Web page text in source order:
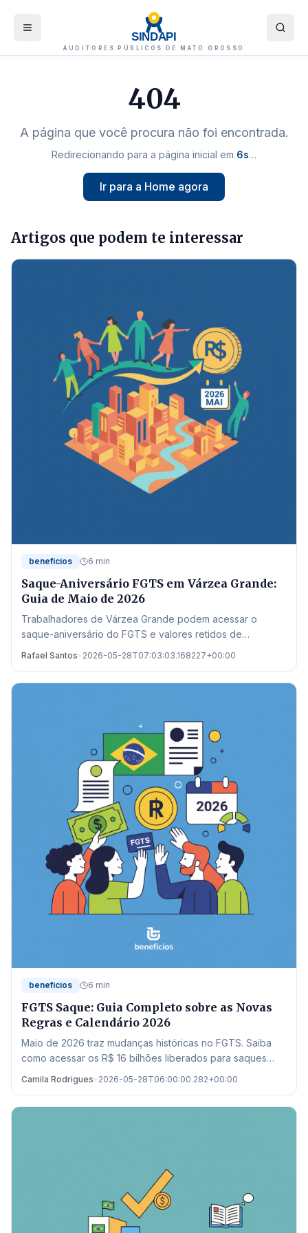
SINDAPI
AUDITORES PÚBLICOS DE MATO GROSSO
404
A página que você procura não foi encontrada.
Redirecionando para a página inicial em 6s…
Ir para a Home agora
Artigos que podem te interessar
beneficios 6 min
Saque-Aniversário FGTS em Várzea Grande:
Guia de Maio de 2026
Trabalhadores de Várzea Grande podem acessar o
saque-aniversário do FGTS e valores retidos de
Rafael Santos• 2026-05-28T07:03:03.168227+00:00
beneficios 6 min
FGTS Saque: Guia Completo sobre as Novas
Regras e Calendário 2026
Maio de 2026 traz mudanças históricas no FGTS. Saiba
como acessar os R$ 16 bilhões liberados para saques
Camila Rodrigues• 2026-05-28T06:00:00.282+00:00